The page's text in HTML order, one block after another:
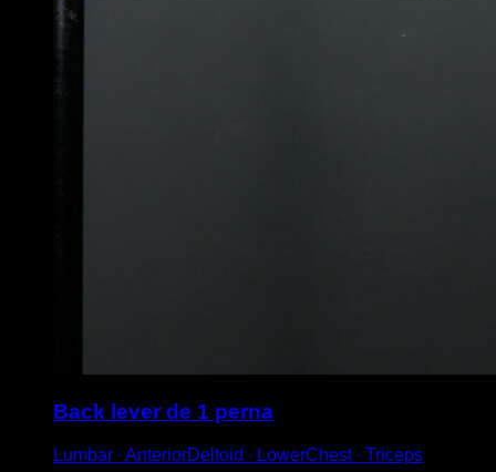
Back lever de 1 perna
Lumbar ∙ AnteriorDeltoid ∙ LowerChest ∙ Triceps